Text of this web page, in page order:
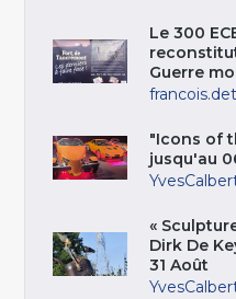
Le 300
Guerre
"Icons of
jusqu'au
«
Dirk De
31 Août